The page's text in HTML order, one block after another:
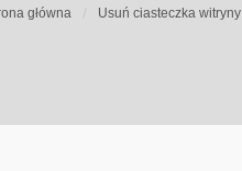
główna Usuń ciasteczka witryny